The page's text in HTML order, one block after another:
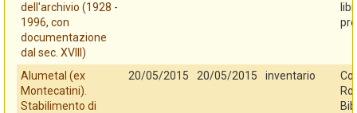
dell'archivio (1928 -
1996, con
documentazione
dal sec. XVIII)
Alumetal (ex
Montecatini).
Stabilimento di
20/05/2015 20/05/2015 inventario